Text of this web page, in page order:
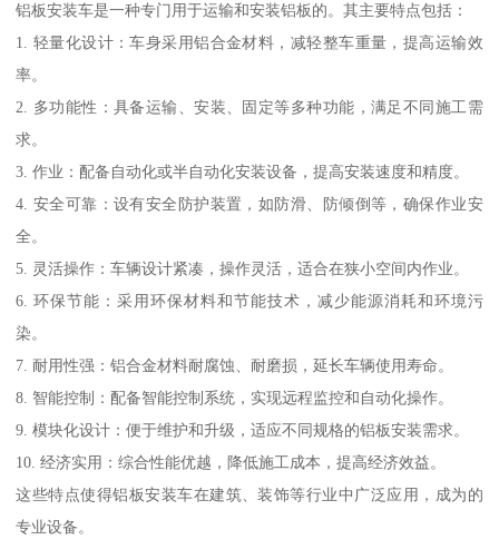
铝板安装车是一种专门用于运输和安装铝板的。其主要特点包括：
1. 轻量化设计：车身采用铝合金材料，减轻整车重量，提高运输效
率。
2. 多功能性：具备运输、安装、固定等多种功能，满足不同施工需
求。
3. 作业：配备自动化或半自动化安装设备，提高安装速度和精度。
4. 安全可靠：设有安全防护装置，如防滑、防倾倒等，确保作业安
全。
5. 灵活操作：车辆设计紧凑，操作灵活，适合在狭小空间内作业。
6. 环保节能：采用环保材料和节能技术，减少能源消耗和环境污
染。
7. 耐用性强：铝合金材料耐腐蚀、耐磨损，延长车辆使用寿命。
8. 智能控制：配备智能控制系统，实现远程监控和自动化操作。
9. 模块化设计：便于维护和升级，适应不同规格的铝板安装需求。
10. 经济实用：综合性能优越，降低施工成本，提高经济效益。
这些特点使得铝板安装车在建筑、装饰等行业中广泛应用，成为的
专业设备。